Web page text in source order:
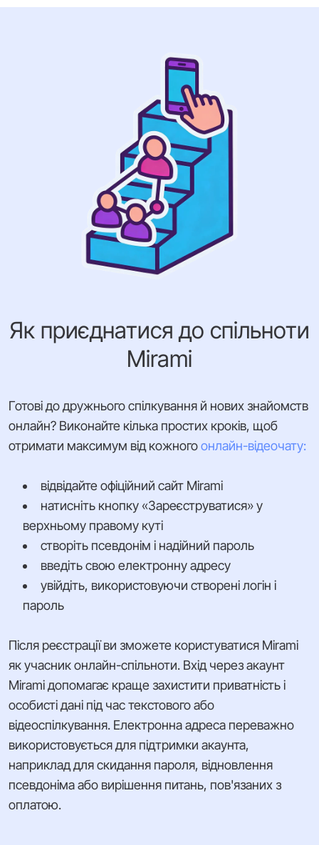
Як приєднатися до спільноти
Mirami
Готові до дружнього спілкування й нових знайомств
онлайн? Виконайте кілька простих кроків, щоб
отримати максимум від кожногоонлайн-відеочату:
відвідайте офіційний сайт Mirami
натисніть кнопку «Зареєструватися» у
верхньому правому куті
створіть псевдонім і надійний пароль
введіть свою електронну адресу
увійдіть, використовуючи створені логін і
пароль
Після реєстрації ви зможете користуватися Mirami
як учасник онлайн-спільноти. Вхід через акаунт
Mirami допомагає краще захистити приватність і
особисті дані під час текстового або
відеоспілкування. Електронна адреса переважно
використовується для підтримки акаунта,
наприклад для скидання пароля, відновлення
псевдоніма або вирішення питань, пов'язаних з
оплатою.